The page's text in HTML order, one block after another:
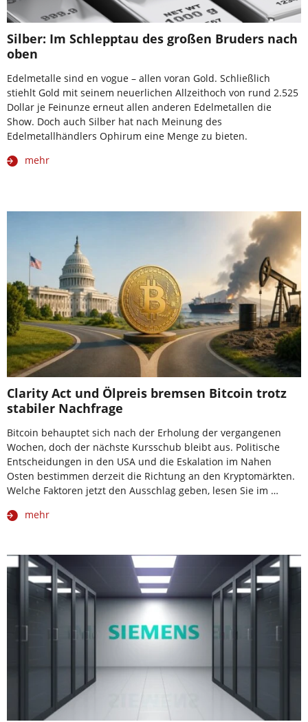
Silber: Im Schlepptau des großen Bruders nach
oben
Edelmetalle sind en vogue – allen voran Gold. Schließlich
stiehlt Gold mit seinem neuerlichen Allzeithoch von rund 2.525
Dollar je Feinunze erneut allen anderen Edelmetallen die
Show. Doch auch Silber hat nach Meinung des
Edelmetallhändlers Ophirum eine Menge zu bieten.
mehr
Clarity Act und Ölpreis bremsen Bitcoin trotz
stabiler Nachfrage
Bitcoin behauptet sich nach der Erholung der vergangenen
Wochen, doch der nächste Kursschub bleibt aus. Politische
Entscheidungen in den USA und die Eskalation im Nahen
Osten bestimmen derzeit die Richtung an den Kryptomärkten.
Welche Faktoren jetzt den Ausschlag geben, lesen Sie im …
mehr